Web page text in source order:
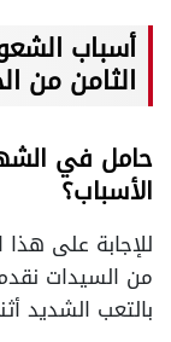
أسباب
الثامن من
حامل في
الأسباب؟
للإجابة على
من السيدات
بالتعب الشديد